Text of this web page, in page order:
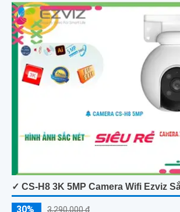
✓ CS-H8 3K 5MP Camera Wifi Ezviz
30% 3,290,000 ₫